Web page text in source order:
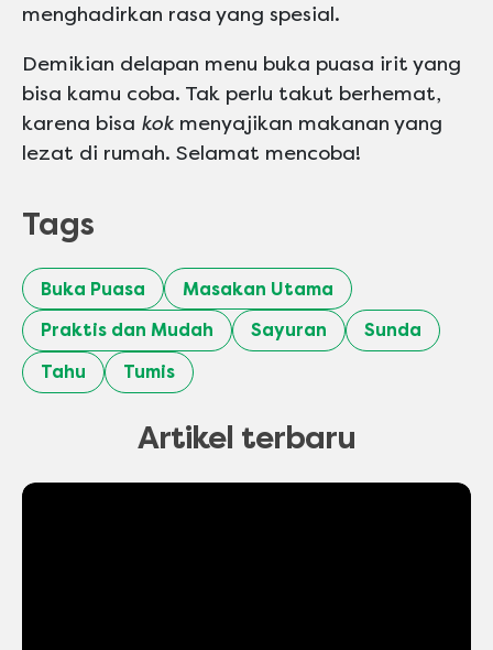
menghadirkan rasa yang spesial.
Demikian delapan menu buka puasa irit yang
bisa kamu coba. Tak perlu takut berhemat,
karena bisa kok menyajikan makanan yang
lezat di rumah. Selamat mencoba!
Tags
Buka Puasa
Masakan Utama
Praktis dan Mudah
Sayuran
Sunda
Tahu
Tumis
Artikel terbaru